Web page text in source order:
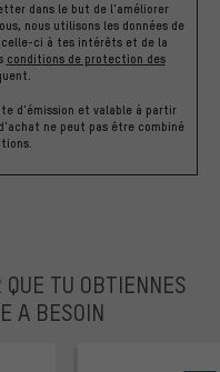
dans le but de l'améliorer
nous utilisons les données de
ci à tes intérêts et de la
conditions de protection des
d'émission et valable à partir
ne peut pas être combiné
QUE TU OBTIENNES
A BESOIN